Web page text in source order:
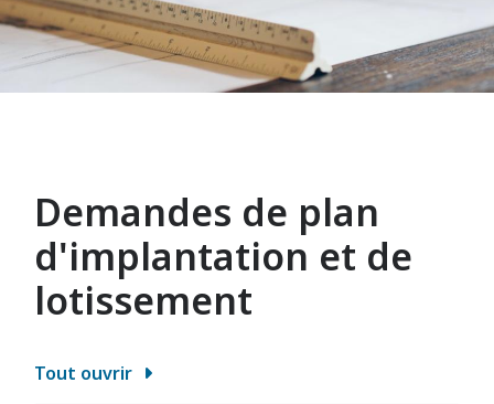
Demandes de plan
d'implantation et de
lotissement
Tout ouvrir